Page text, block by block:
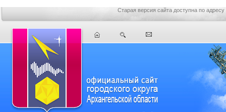
Старая версия сайта доступна по адресу